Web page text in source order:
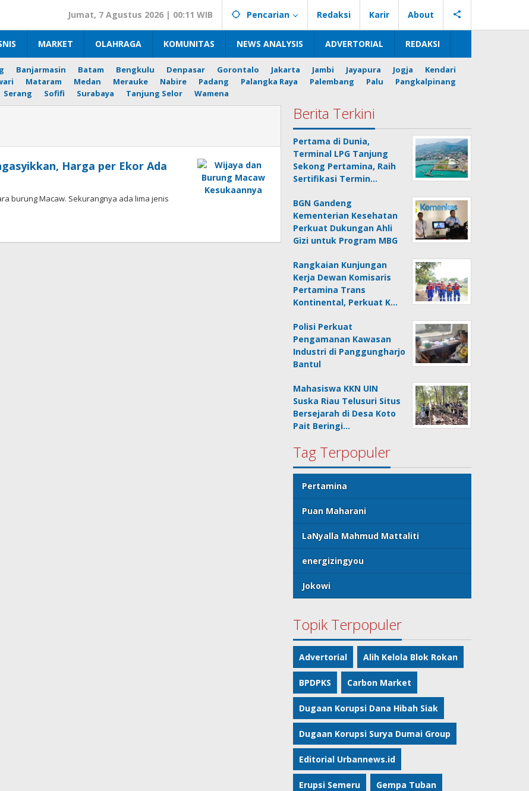
Jumat, 7 Agustus 2026 | 00:11 WIB Pencarian Redaksi Karir About
MARKET OLAHRAGA KOMUNITAS NEWS ANALYSIS ADVERTORIAL REDAKSI
Banjarmasin Batam Bengkulu Denpasar Gorontalo Jakarta Jambi Jayapura Jogja
Kendari
Mataram Medan Merauke Nabire Padang Palangka Raya Palembang Palu
Pangkalpinang
Serang Sofifi Surabaya Tanjung Selor Wamena
Harga per Ekor Ada
burung Macaw. Sekurangnya ada lima jenis
Berita Terkini
Pertama di Dunia,
Terminal LPG Tanjung
Sekong Pertamina, Raih
Sertifikasi Termin…
BGN Gandeng
Kementerian Kesehatan
Perkuat Dukungan Ahli
Gizi untuk Program MBG
Rangkaian Kunjungan
Kerja Dewan Komisaris
Pertamina Trans
Kontinental, Perkuat K…
Polisi Perkuat
Pengamanan Kawasan
Industri di Panggungharjo
Bantul
Mahasiswa KKN UIN
Suska Riau Telusuri Situs
Bersejarah di Desa Koto
Pait Beringi…
Tag Terpopuler
Pertamina
Puan Maharani
LaNyalla Mahmud Mattaliti
energizingyou
Jokowi
Topik Terpopuler
Advertorial Alih Kelola Blok Rokan
BPDPKS Carbon Market
Dugaan Korupsi Dana Hibah Siak
Dugaan Korupsi Surya Dumai Group
Editorial Urbannews.id
Erupsi Semeru Gempa Tuban